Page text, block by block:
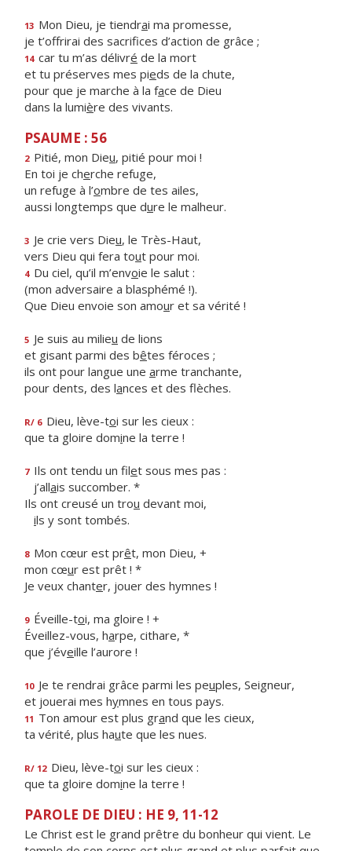
13 Mon Dieu, je tiendrai ma promesse,
je t’offrirai des sacrifces d’action de grâce ;
14 car tu m’as délivré de la mort
et tu préserves mes pieds de la chute,
pour que je marche à la face de Dieu
dans la lumière des vivants.
PSAUME : 56
2 Pitié, mon Dieu, pitié pour moi !
En toi je cherche refuge,
un refuge à l’ombre de tes ailes,
aussi longtemps que dure le malheur.
3 Je crie vers Dieu, le Très-Haut,
vers Dieu qui fera tout pour moi.
4 Du ciel, qu’il m’envoie le salut :
(mon adversaire a blasphémé !).
Que Dieu envoie son amour et sa vérité !
5 Je suis au milieu de lions
et gisant parmi des bêtes féroces ;
ils ont pour langue une arme tranchante,
pour dents, des lances et des flèches.
R/ 6 Dieu, lève-toi sur les cieux :
que ta gloire domine la terre !
7 Ils ont tendu un filet sous mes pas :
j’allais succomber. *
Ils ont creusé un trou devant moi,
ils y sont tombés.
8 Mon cœur est prêt, mon Dieu, +
mon cœur est prêt ! *
Je veux chanter, jouer des hymnes !
9 Éveille-toi, ma gloire ! +
Éveillez-vous, harpe, cithare, *
que j’éveille l’aurore !
10 Je te rendrai grâce parmi les peuples, Seigneur,
et jouerai mes hymnes en tous pays.
11 Ton amour est plus grand que les cieux,
ta vérité, plus haute que les nues.
R/ 12 Dieu, lève-toi sur les cieux :
que ta gloire domine la terre !
PAROLE DE DIEU : HE 9, 11-12
Le Christ est le grand prêtre du bonheur qui vient. Le